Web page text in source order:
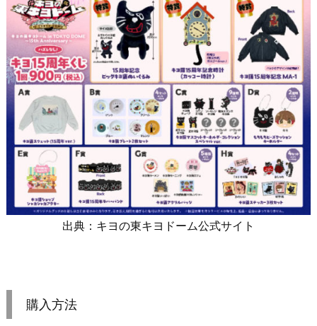
出典：キヨの東キヨドーム公式サイト
購入方法